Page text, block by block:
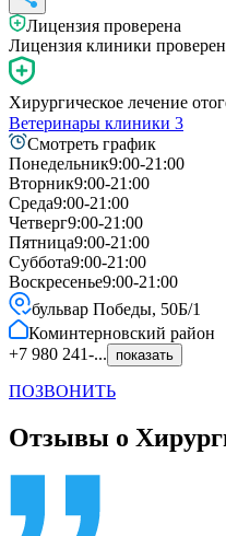
Лицензия проверена
Лицензия клиники
Хирургическое лечение
Ветеринары клиники 3
Смотреть график
Понедельник9:00-21:00
Вторник9:00-21:00
Среда9:00-21:00
Четверг9:00-21:00
Пятница9:00-21:00
Суббота9:00-21:00
Воскресенье9:00-21:00
бульвар Победы, 50Б/1
Коминтерновский район
+7 980 241-...
показать
ПОЗВОНИТЬ
Отзывы о